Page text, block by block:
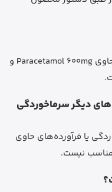
طبق اطلاعات رسمی Panadol، این مدل حاوی Paracetamol 600mg و
دیگر سرماخوردگی
یا فرآورده‌های حاوی
مناسب نیست.